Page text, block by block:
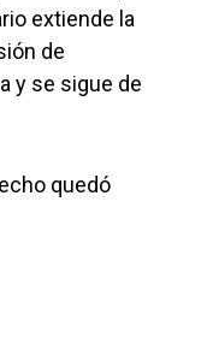
extiende la
de
y se sigue de
quedó